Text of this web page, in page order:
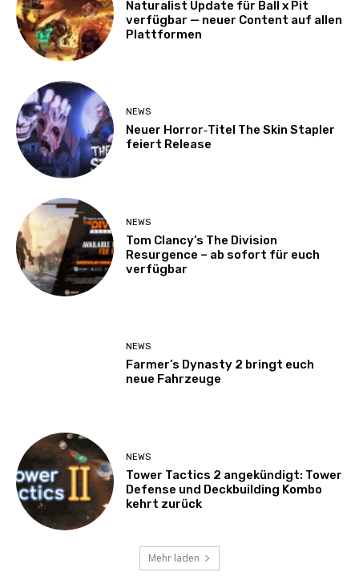
Naturalist Update für Ball x Pit
verfügbar — neuer Content auf allen
Plattformen
NEWS
Neuer Horror‑Titel The Skin Stapler
feiert Release
NEWS
Tom Clancy’s The Division
Resurgence – ab sofort für euch
verfügbar
NEWS
Farmer’s Dynasty 2 bringt euch
neue Fahrzeuge
NEWS
Tower Tactics 2 angekündigt: Tower
Defense und Deckbuilding Kombo
kehrt zurück
Mehr laden